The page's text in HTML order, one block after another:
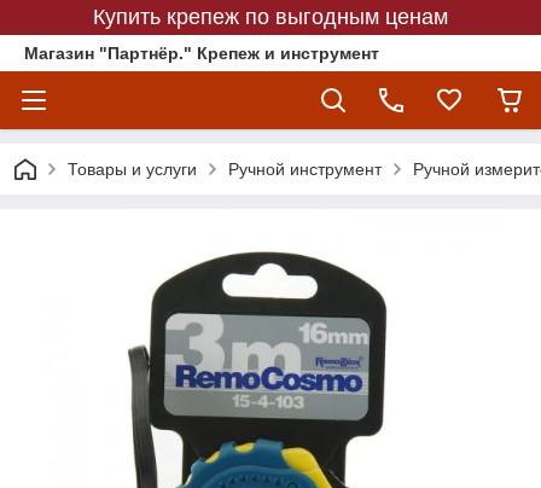
Купить крепеж по выгодным ценам
Магазин "Партнёр." Крепеж и инструмент
Товары и услуги Ручной инструмент Ручной